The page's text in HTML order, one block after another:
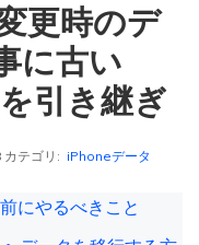
更時のデ
に古い
引き継ぎ
テゴリ: iPhoneデータ
にやるべきこと